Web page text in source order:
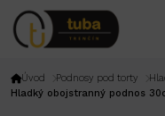
Úvod Podnosy pod torty
Hladký obojstranný podnos